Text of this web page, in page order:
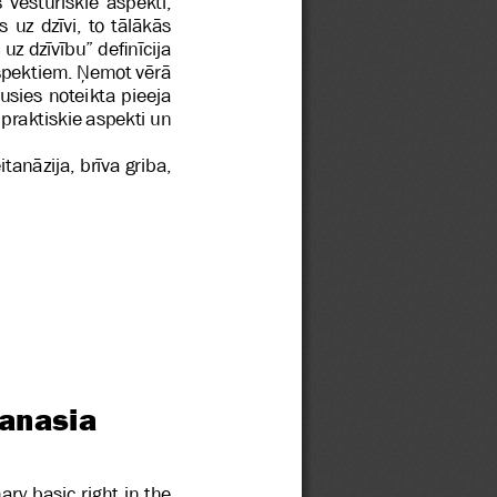
uz dzīvi, to tālākās
dzīvību” definīcija
Ņemot vērā
noteikta pieeja
aspekti un
brīva griba,
basic right in the